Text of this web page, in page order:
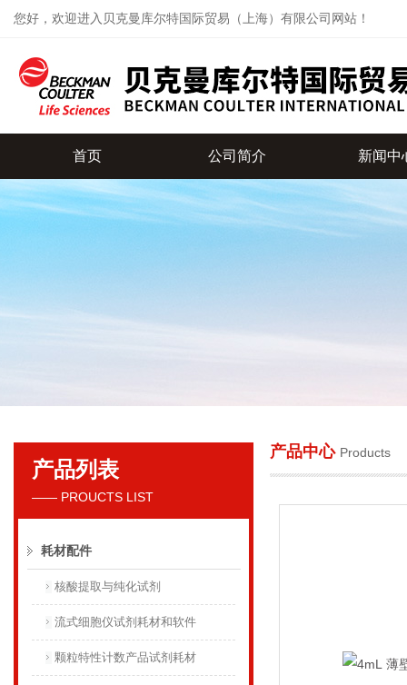
您好，欢迎进入贝克曼库尔特国际贸易（上海）有限公司网站！
贝克曼库尔特国际贸易（上海）有限公司
首页 公司简介 新闻中
产品列表
—— PROUCTS LIST
耗材配件
核酸提取与纯化试剂
流式细胞仪试剂耗材和软件
颗粒特性计数产品试剂耗材
产品中心 Products